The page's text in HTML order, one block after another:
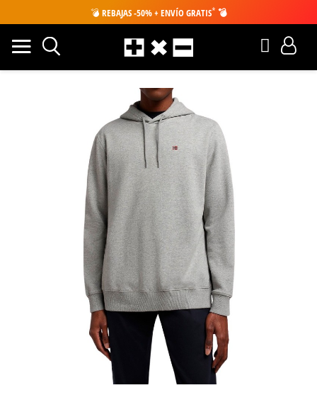
💣 REBAJAS -50% + ENVÍO GRATIS* 💣